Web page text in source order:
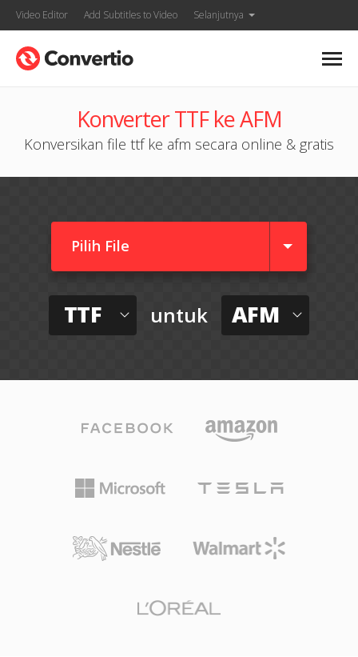
Video Editor Add Subtitles to Video Selanjutnya
Konverter TTF ke AFM
Konversikan file ttf ke afm secara online & gratis
Pilih File
TTF untuk AFM